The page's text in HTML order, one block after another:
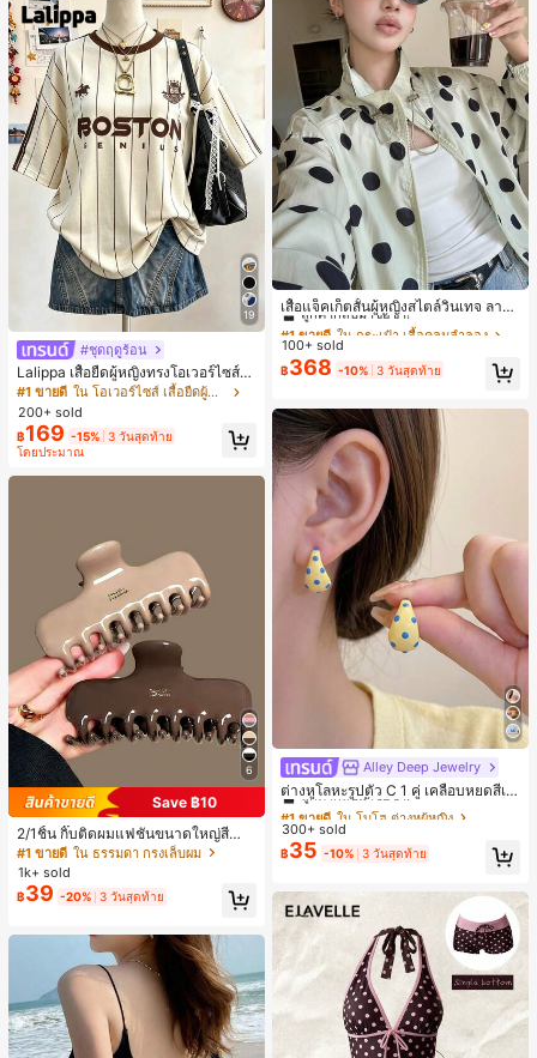
19
#ชุดฤดูร้อน
Lalippa เสื้อยืดผู้หญิงทรงโอเวอร์ไซส์ค
วามยาวกลาง คอกลม ไหล่ตก ลายพิมพ์
ตัวอักษรและลายทางแนวตั้ง สไตล์แฟชั่
นมินิมอล ของขวัญให้เพื่อน
#1 ขายดี
ใน โอเวอร์ไซส์ เสื้อยืดผู้หญิง
200+ sold
฿169 -15% 3 วันสุดท้าย
โดยประมาณ
6
Save ฿10
2/1ชิ้น กิ๊บติดผมแฟชั่นขนาดใหญ่สีน้ำ
ตาลชานมสำหรับผู้หญิง เหมาะสำหรับก
ารอาบน้ำ ล้างหน้า และจัดแต่งทรงผม
#1 ขายดี ใน ธรรมดา กรงเล็บผม
1k+ sold
฿39 -20% 3 วันสุดท้าย
เสื้อแจ็คเก็ตสั้นผู้หญิงสไตล์วินเทจ ลายจุ
ดขนาดใหญ่ คอตั้ง เอวเข้ารูป แขนพอง
ทรงหลวม แฟชั่นอเนกประสงค์ สำหรับใ
ส่ประจำวันและไปเที่ยวพักผ่อน
#1 ขายดี
ใน กระเป๋า เสื้อคลุมลำลอง
ลูกค้ากลับมาซื้อซ้ำ!
#1 ขายดี ใน กระเป๋า เสื้อคลุมลำลอง
ลูกค้ากลับมาซื้อซ้ำ!
#1 ขายดี ใน กระเป๋า เสื้อคลุมลำลอง
ลูกค้ากลับมาซื้อซ้ำ!
#1 ขายดี ใน กระเป๋า เสื้อคลุมลำลอง
100+ sold
฿368 -10% 3 วันสุดท้าย
Alley Deep Jewelry
ต่างหูโลหะรูปตัว C 1 คู่ เคลือบหยดสีเห
ลือง ลายจุดสีน้ำเงิน สไตล์ยุโรปและอเม
ริกัน แฟชั่นส่วนตัว หวานและสง่างาม
สำหรับผู้หญิงและเด็กหญิง สำหรับการเ
ดินทาง งานแต่งงาน ปาร์ตี้ วันเกิด ของ
#1 ขายดี ใน โบโฮ ต่างหูผู้หญิง
ลูกค้ากลับมาซื้อซ้ำ!
เกือบหมดแล้ว!
#1 ขายดี ใน โบโฮ ต่างหูผู้หญิง
ลูกค้ากลับมาซื้อซ้ำ!
เกือบหมดแล้ว!
#1 ขายดี ใน โบโฮ ต่างหูผู้หญิง
ลูกค้ากลับมาซื้อซ้ำ!
เกือบหมดแล้ว!
#1 ขายดี ใน โบโฮ ต่างหูผู้หญิง
เกือบหมดแล้ว!
300+ sold
฿35 -10% 3 วันสุดท้าย